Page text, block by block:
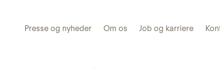
Presse og nyheder Om os Job og karriere